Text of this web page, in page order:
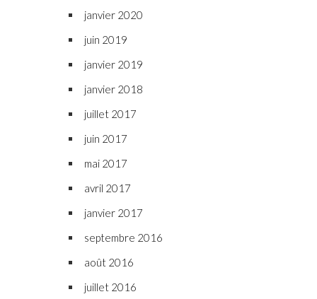
janvier 2020
juin 2019
janvier 2019
janvier 2018
juillet 2017
juin 2017
mai 2017
avril 2017
janvier 2017
septembre 2016
août 2016
juillet 2016